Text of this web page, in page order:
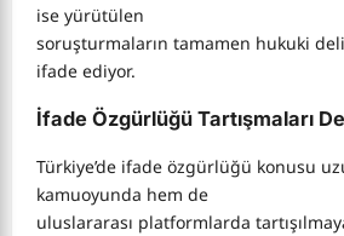
ise yürütülen
soruşturmaların tamamen hukuki
ifade ediyor.
İfade Özgürlüğü Tartışmaları
Türkiye’de ifade özgürlüğü konusu
kamuoyunda hem de
uluslararası platformlarda